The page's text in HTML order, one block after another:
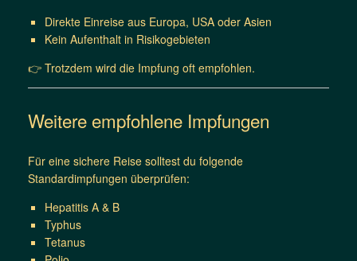
Direkte Einreise aus Europa, USA oder Asien
Kein Aufenthalt in Risikogebieten
👉 Trotzdem wird die Impfung oft empfohlen.
Weitere empfohlene Impfungen
Für eine sichere Reise solltest du folgende
Standardimpfungen überprüfen:
Hepatitis A & B
Typhus
Tetanus